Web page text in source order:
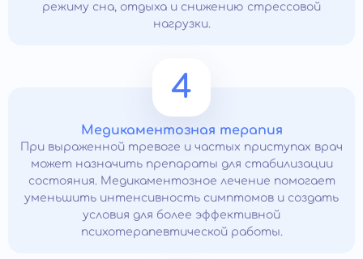
режиму сна, отдыха и снижению стрессовой
нагрузки.
4
Медикаментозная терапия
При выраженной тревоге и частых приступах врач
может назначить препараты для стабилизации
состояния. Медикаментозное лечение помогает
уменьшить интенсивность симптомов и создать
условия для более эффективной
психотерапевтической работы.